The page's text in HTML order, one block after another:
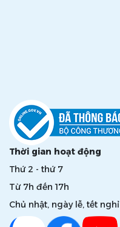
Thời gian hoạt động
Thứ 2 - thứ 7
Từ 7h đến 17h
Chủ nhật, ngày lễ, tết nghỉ